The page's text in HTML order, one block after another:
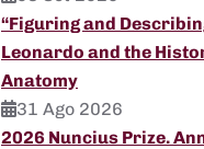
“Figuring and
Leonardo and the
Anatomy
31 Ago 2026
2026 Nuncius Prize.